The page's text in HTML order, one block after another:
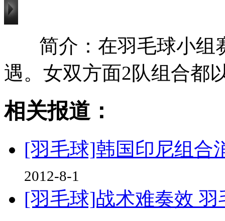
简介：在羽毛球小组
遇。女双方面2队组合都
相关报道：
[羽毛球]韩国印尼组合
2012-8-1
[羽毛球]战术难奏效